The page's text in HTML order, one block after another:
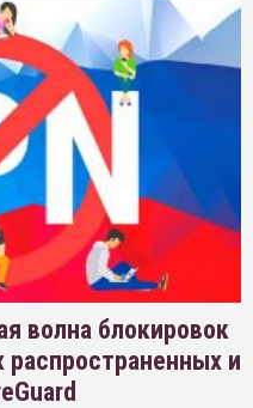
волна блокировок
и